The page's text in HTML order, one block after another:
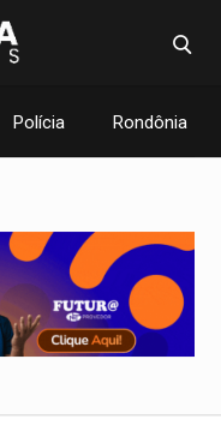
Polícia Rondônia